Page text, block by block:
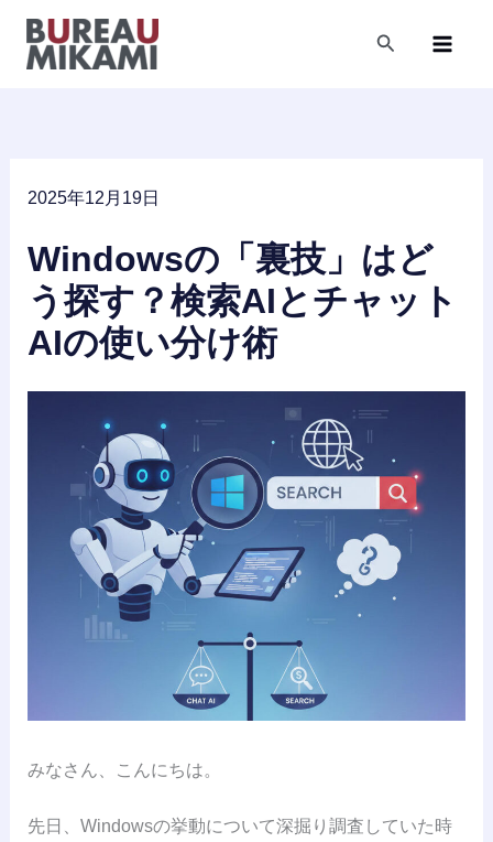
検
2025年12月19日
Windowsの「裏技」はど
う探す？検索AIとチャット
AIの使い分け術
みなさん、こんにちは。
先日、Windowsの挙動について深掘り調査していた時